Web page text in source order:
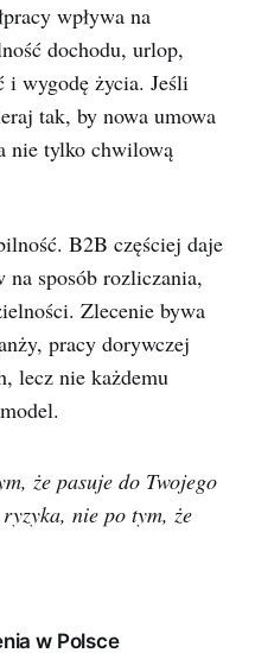
wpływa na
dochodu, urlop,
i wygodę życia. Jeśli
tak, by nowa umowa
nie tylko chwilową
B2B częściej daje
na sposób rozliczania,
Zlecenie bywa
pracy dorywczej
lecz nie każdemu
że pasuje do Twojego
nie po tym, że
w Polsce